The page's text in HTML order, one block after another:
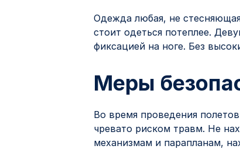
Одежда любая, не
стоит одеться потеплее.
фиксацией на ноге. Без
Меры
Во время проведения
чревато риском травм. Не
механизмам и парапланам,